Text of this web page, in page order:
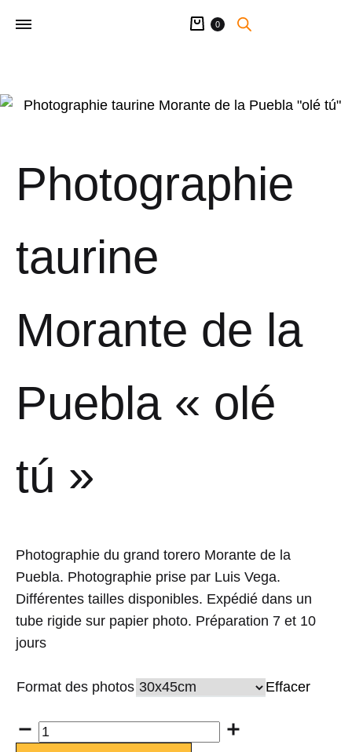
Panier
0
Photographie
taurine
Morante de la
Puebla « olé
tú »
Photographie du grand torero Morante de la
Puebla. Photographie prise par Luis Vega.
Différentes tailles disponibles. Expédié dans un
tube rigide sur papier photo. Préparation 7 et 10
jours
Format des photos Effacer
Quantité